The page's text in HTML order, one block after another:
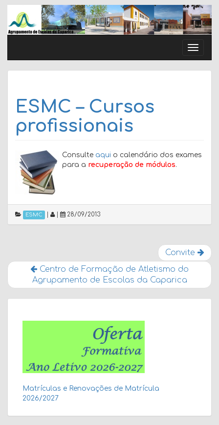
Skip
content
Toggle
ESMC – Cursos
profissionais
Consulte aqui o calendário dos exames
para a recuperação de módulos.
ESMC 28/09/2013
Convite
Centro de Formação de Atletismo do
Agrupamento de Escolas da Caparica
Matrículas e Renovações de Matrícula
2026/2027